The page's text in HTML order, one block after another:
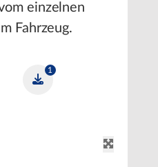
einzelnen
Fahrzeug.
1